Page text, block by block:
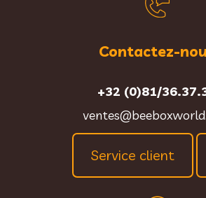
Contactez-
+32 (0)81/
Service client